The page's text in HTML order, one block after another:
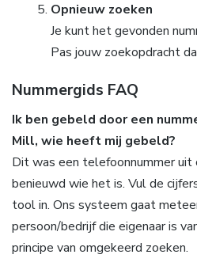
Opnieuw zoeken
Je kunt het gevonden
Pas jouw zoekopdracht
Nummergids FAQ
Ik ben gebeld door een
Mill, wie heeft mij gebeld?
Dit was een telefoonnummer uit
benieuwd wie het is. Vul de
tool in. Ons systeem gaat
persoon/bedrijf die eigenaar is
principe van omgekeerd zoeken.